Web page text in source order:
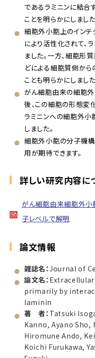
であるラミニンに結合
ことを明らかにしました
細胞外小胞上のインテ
により活性化されて、
ました。一方、細胞形
どによる細胞質側から
ことも明らかにしました
がん細胞由来の細胞
後、この細胞の形態変
ラミニンへの細胞外
しました。
細胞外小胞の分子機構
用が期待できます。
詳しい研究内容に
がん細胞由来細胞外
子レベルで解明
論文情報
雑誌名：Journal of
論文名：
primarily by
laminin
著 者： Tatsuki
Kanno, Ayano Sho,
Hiromune Ando,
Koichi Furukawa,